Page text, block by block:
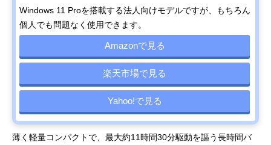
Windows 11 Proを搭載する法人向けモデルですが、もちろん
個人でも問題なく使用できます。
Amazonで見る
楽天市場で見る
Yahoo!で見る
薄く軽量コンパクトで、最大約11時間30分駆動を謳う長時間バ